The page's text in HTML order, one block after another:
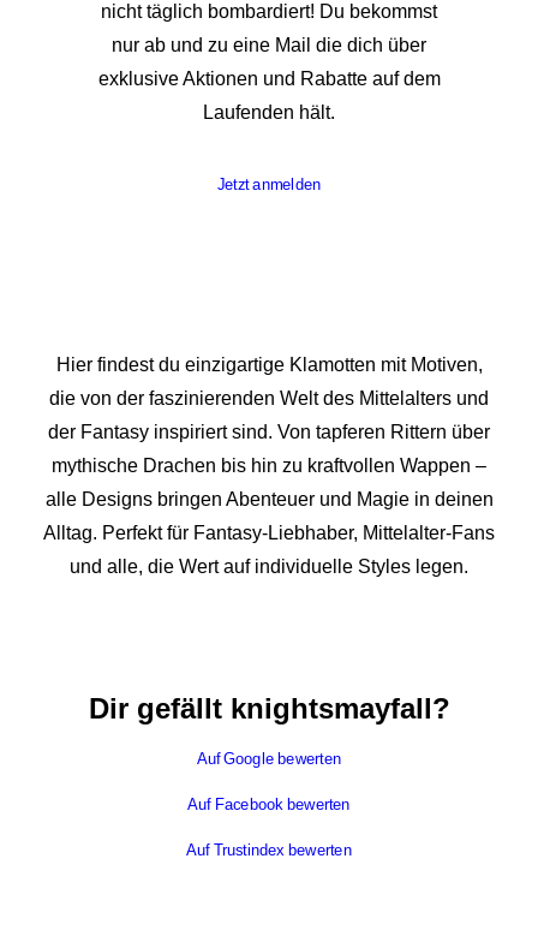
nicht täglich bombardiert! Du bekommst
nur ab und zu eine Mail die dich über
exklusive Aktionen und Rabatte auf dem
Laufenden hält.
Jetzt anmelden
Hier findest du einzigartige Klamotten mit Motiven,
die von der faszinierenden Welt des Mittelalters und
der Fantasy inspiriert sind. Von tapferen Rittern über
mythische Drachen bis hin zu kraftvollen Wappen –
alle Designs bringen Abenteuer und Magie in deinen
Alltag. Perfekt für Fantasy-Liebhaber, Mittelalter-Fans
und alle, die Wert auf individuelle Styles legen.
Dir gefällt knightsmayfall?
Auf Google bewerten
Auf Facebook bewerten
Auf Trustindex bewerten